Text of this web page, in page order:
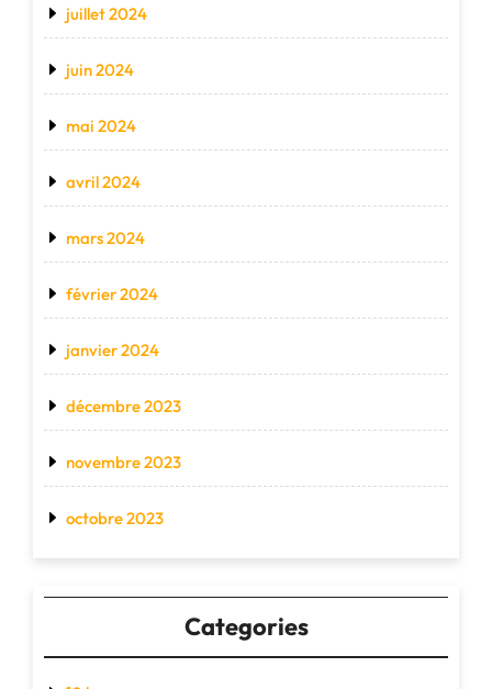
juillet 2024
juin 2024
mai 2024
avril 2024
mars 2024
février 2024
janvier 2024
décembre 2023
novembre 2023
octobre 2023
Categories